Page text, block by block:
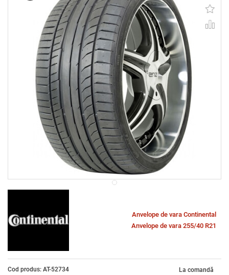
Anvelope de vara Continental
Anvelope de vara 255/40 R21
Cod produs: AT-52734 La comandă